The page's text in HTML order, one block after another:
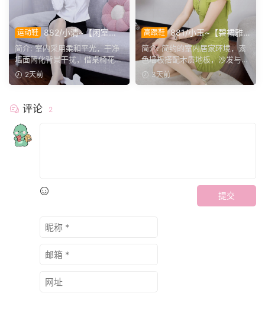
运动鞋
882/小清~【闲室倩
影】素室柔光映穿搭，多样姿
态演绎清爽休闲格调。
简介: 室内采用柔和平光，干净
墙面简化背景干扰，借桌椅花艺
丰富画面层次。兼顾全...
2天前
高跟鞋 881/小玉~【碧裙雅
姿】一室柔光衬绿裙，错落姿
态尽显温婉格调。
简介: 简约的室内居家环境，素
色墙板搭配木质地板，沙发与办
公椅丰富场景层次。小...
3天前
评论 2
提交